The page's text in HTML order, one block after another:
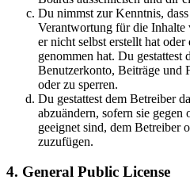
Du nimmst zur Kenntnis,
Verantwortung für die
er nicht selbst erstellt hat
genommen hat. Du gestattest
Benutzerkonto, Beiträge und
oder zu sperren.
Du gestattest dem Betreiber
abzuändern, sofern sie gegen
geeignet sind, dem Betreiber
zuzufügen.
4. General Public License